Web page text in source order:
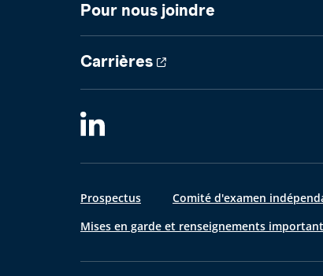
Pour nous joindre
Carrières
Prospectus Comité d'examen
Mises en garde et renseignements